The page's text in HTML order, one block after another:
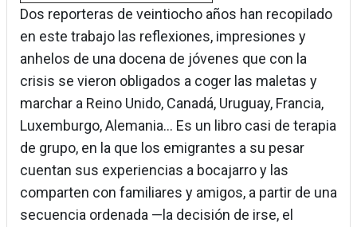
Dos reporteras de veintiocho años han recopilado
en este trabajo las reflexiones, impresiones y
anhelos de una docena de jóvenes que con la
crisis se vieron obligados a coger las maletas y
marchar a Reino Unido, Canadá, Uruguay, Francia,
Luxemburgo, Alemania... Es un libro casi de terapia
de grupo, en la que los emigrantes a su pesar
cuentan sus experiencias a bocajarro y las
comparten con familiares y amigos, a partir de una
secuencia ordenada —la decisión de irse, el